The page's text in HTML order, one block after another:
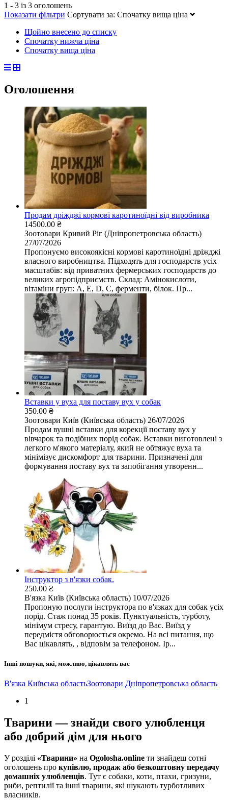
1 - 3 із 3 оголошень
Показати фільтри Сортувати за: Спочатку вища ціна
Щойно внесено до списку
Спочатку нижча ціна
Спочатку вища ціна
Оголошення
Продам дріжджі кормові каротиноїдні від виробника
14500.00 ₴
Зоотовари Кривий Ріг (Дніпропетровська область)
27/07/2026
Пропонуємо високоякісні кормові каротиноїдні дріжджі
власного виробництва. Підходять для господарств усіх
масштабів: від приватних фермерських господарств до
великих агропідприємств. Склад: Амінокислоти,
вітаміни груп: A, E, D, C, ферменти, білок. Пр...
Вставки у вуха для поставу вух у собак
350.00 ₴
Зоотовари Київ (Київська область) 26/07/2026
Продам вушні вставки для корекції поставу вух у
вівчарок та подібних порід собак. Вставки виготовлені з
легкого м'якого матеріалу, який не обтяжує вуха та
мінімізує дискомфорт для тварини. Призначені для
формування поставу вух та запобігання утворенн...
Інструктор з в'язки собак.
250.00 ₴
В'язка Київ (Київська область) 10/07/2026
Пропоную послуги інструктора по в'язках для собак усіх
порід. Стаж понад 35 років. Пунктуальність, турботу,
мінімум стресу, гарантую. Виїзд до Вас. Виїзд у
передмістя обговорюється окремо. На всі питання, що
Вас цікавлять, , відповім за телефоном. Ір...
Інші пошуки, які, можливо, цікавлять вас
В'язка Київська областьЗоотовари Дніпропетровська область
1
Тварини — знайди свого улюбленця
або добрий дім для нього
У розділі «Тварини» на Ogolosha.online ти знайдеш сотні
оголошень про купівлю, продаж або безкоштовну передачу
домашніх улюбленців. Тут є собаки, коти, птахи, гризуни,
риби, рептилії та інші тварини, які шукають турботливих
власників.